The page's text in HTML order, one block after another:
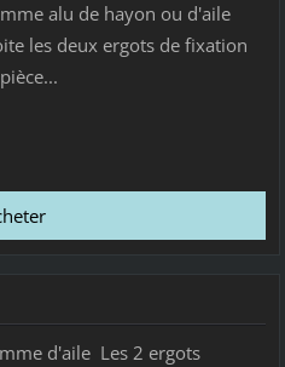
alu de hayon ou d'aile
les deux ergots de fixation
d'aile Les 2 ergots